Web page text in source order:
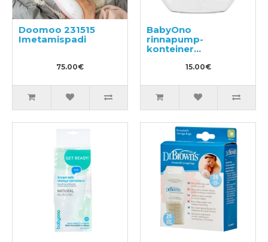
Doomoo 231515
Imetamispadi
75.00€
BabyOno
rinnapump-
konteiner
rinnahoidja alla
15.00€